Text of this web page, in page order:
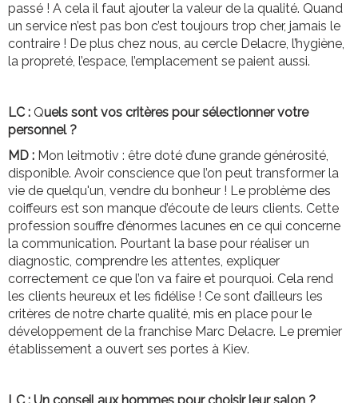
passé ! A cela il faut ajouter la valeur de la qualité. Quand
un service n’est pas bon c’est toujours trop cher, jamais le
contraire ! De plus chez nous, au cercle Delacre, l’hygiène,
la propreté, l’espace, l’emplacement se paient aussi.
LC : Quels sont vos critères pour sélectionner votre
personnel ?
MD : Mon leitmotiv : être doté d’une grande générosité,
disponible. Avoir conscience que l’on peut transformer la
vie de quelqu'un, vendre du bonheur ! Le problème des
coiffeurs est son manque d’écoute de leurs clients. Cette
profession souffre d’énormes lacunes en ce qui concerne
la communication. Pourtant la base pour réaliser un
diagnostic, comprendre les attentes, expliquer
correctement ce que l’on va faire et pourquoi. Cela rend
les clients heureux et les fidélise ! Ce sont d’ailleurs les
critères de notre charte qualité, mis en place pour le
développement de la franchise Marc Delacre. Le premier
établissement a ouvert ses portes à Kiev.